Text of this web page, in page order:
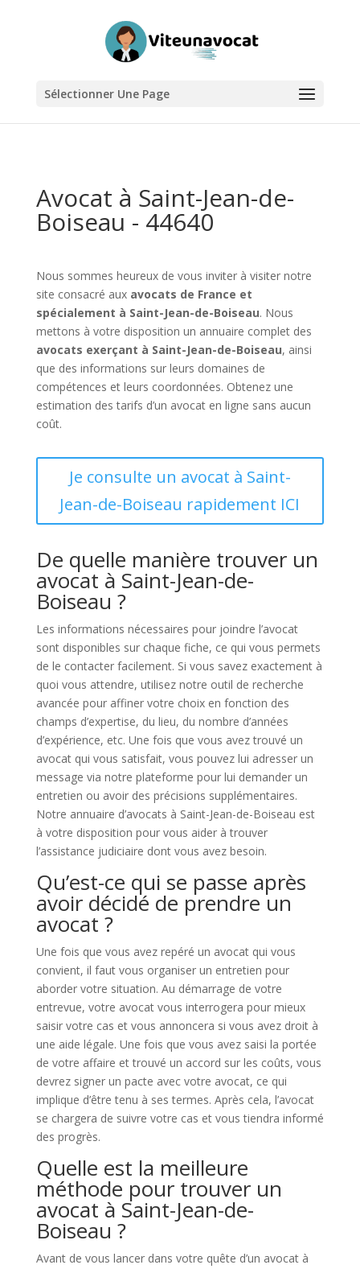
Sélectionner Une Page
Avocat à Saint-Jean-de-
Boiseau - 44640
Nous sommes heureux de vous inviter à visiter notre
site consacré aux avocats de France et
spécialement à Saint-Jean-de-Boiseau. Nous
mettons à votre disposition un annuaire complet des
avocats exerçant à Saint-Jean-de-Boiseau, ainsi
que des informations sur leurs domaines de
compétences et leurs coordonnées. Obtenez une
estimation des tarifs d’un avocat en ligne sans aucun
coût.
Je consulte un avocat à Saint-
Jean-de-Boiseau rapidement ICI
De quelle manière trouver un
avocat à Saint-Jean-de-
Boiseau ?
Les informations nécessaires pour joindre l’avocat
sont disponibles sur chaque fiche, ce qui vous permets
de le contacter facilement. Si vous savez exactement à
quoi vous attendre, utilisez notre outil de recherche
avancée pour affiner votre choix en fonction des
champs d’expertise, du lieu, du nombre d’années
d’expérience, etc. Une fois que vous avez trouvé un
avocat qui vous satisfait, vous pouvez lui adresser un
message via notre plateforme pour lui demander un
entretien ou avoir des précisions supplémentaires.
Notre annuaire d’avocats à Saint-Jean-de-Boiseau est
à votre disposition pour vous aider à trouver
l’assistance judiciaire dont vous avez besoin.
Qu’est-ce qui se passe après
avoir décidé de prendre un
avocat ?
Une fois que vous avez repéré un avocat qui vous
convient, il faut vous organiser un entretien pour
aborder votre situation. Au démarrage de votre
entrevue, votre avocat vous interrogera pour mieux
saisir votre cas et vous annoncera si vous avez droit à
une aide légale. Une fois que vous avez saisi la portée
de votre affaire et trouvé un accord sur les coûts, vous
devrez signer un pacte avec votre avocat, ce qui
implique d’être tenu à ses termes. Après cela, l’avocat
se chargera de suivre votre cas et vous tiendra informé
des progrès.
Quelle est la meilleure
méthode pour trouver un
avocat à Saint-Jean-de-
Boiseau ?
Avant de vous lancer dans votre quête d’un avocat à